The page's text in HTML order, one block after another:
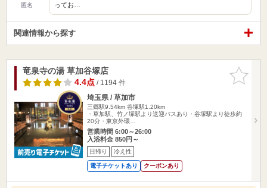
匿名
ってお…
関連情報から探す
お気に入
りに追加
竜泉寺の湯 草加谷塚店
4.4点/ 1194 件
埼玉県 / 草加市
三郷駅9.54km 谷塚駅1.20km
・草加駅、竹ノ塚駅より送迎バスあり・谷塚駅より徒歩約
20分・東京外環…
営業時間 6:00～26:00
入浴料金 850円～
日帰り 冷え性
電子チケットあり クーポンあり